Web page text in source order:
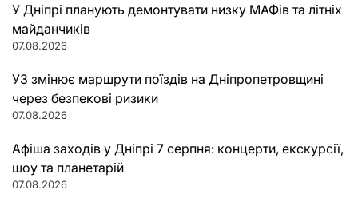
У Дніпрі планують демонтувати низку МАФів та літніх
майданчиків
07.08.2026
УЗ змінює маршрути поїздів на Дніпропетровщині
через безпекові ризики
07.08.2026
Афіша заходів у Дніпрі 7 серпня: концерти, екскурсії,
шоу та планетарій
07.08.2026